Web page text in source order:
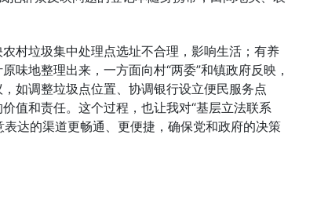
村垃圾集中处理点选址不合理，影响生活；有养
味地整理出来，一方面向村“两委”和镇政府反映，
如调整垃圾点位置、协调银行设立便民服务点
值和责任。这个过程，也让我对“基层立法联系
达的渠道更畅通、更便捷，确保党和政府的决策